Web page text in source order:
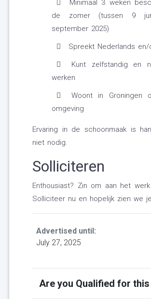
Minimaal 3 weken
de zomer (tussen 9
september 2025)
Spreekt Nederlands en/
Kunt zelfstandig en
werken
Woont in Groningen
omgeving
Ervaring in de schoonmaak is
niet nodig.
Solliciteren
Enthousiast? Zin om aan het
Solliciteer nu en hopelijk zien we
Advertised until:
July 27, 2025
Are you Qualified for this